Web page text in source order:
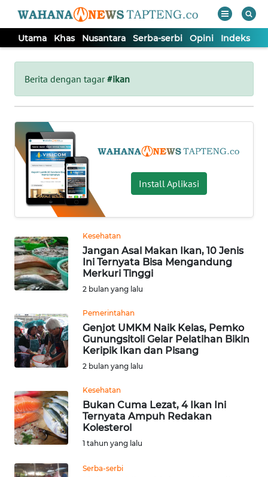
Utama Khas Nusantara Serba-serbi Opini Indeks
Berita dengan tagar#ikan
Install Aplikasi
Kesehatan
Jangan Asal Makan Ikan, 10 Jenis
Ini Ternyata Bisa Mengandung
Merkuri Tinggi
2 bulan yang lalu
Pemerintahan
Genjot UMKM Naik Kelas, Pemko
Gunungsitoli Gelar Pelatihan Bikin
Keripik Ikan dan Pisang
2 bulan yang lalu
Kesehatan
Bukan Cuma Lezat, 4 Ikan Ini
Ternyata Ampuh Redakan
Kolesterol
1 tahun yang lalu
Serba-serbi
Tutup
UTAMA
KHAS
NUSANTARA
SERBA-
SERBI
OPINI
Informasi
INDEKS
BERITA
KONTAK
KAMI
INFO
IKLAN
TENTANG